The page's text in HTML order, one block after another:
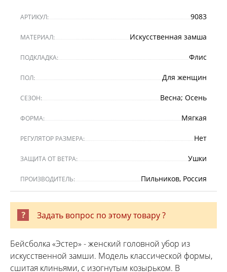
АРТИКУЛ: 9083
МАТЕРИАЛ: Искусственная замша
ПОДКЛАДКА: Флис
ПОЛ: Для женщин
СЕЗОН: Весна; Осень
ФОРМА: Мягкая
РЕГУЛЯТОР РАЗМЕРА: Нет
ЗАЩИТА ОТ ВЕТРА: Ушки
ПРОИЗВОДИТЕЛЬ: Пильников, Россия
Задать вопрос по этому товару ?
Бейсболка «Эстер» - женский головной убор из
искусственной замши. Модель классической формы,
сшитая клиньями, с изогнутым козырьком. В